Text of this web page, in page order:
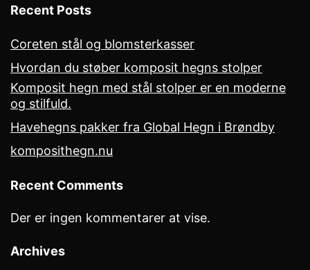
Recent Posts
Coreten stål og blomsterkasser
Hvordan du støber komposit hegns stolper
Komposit hegn med stål stolper er en moderne
og stilfuld.
Havehegns pakker fra Global Hegn i Brøndby
komposithegn.nu
Recent Comments
Der er ingen kommentarer at vise.
Archives